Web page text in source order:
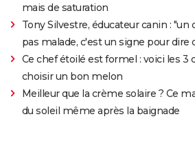
mais de saturation
Tony Silvestre, éducateur canin :
pas malade, c'est un signe pour dire
Ce chef étoilé est formel : voici les 3
choisir un bon melon
Meilleur que la crème solaire ? Ce
du soleil même après la baignade